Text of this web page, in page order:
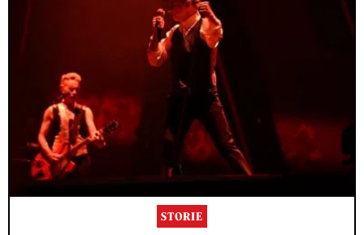
STORIE